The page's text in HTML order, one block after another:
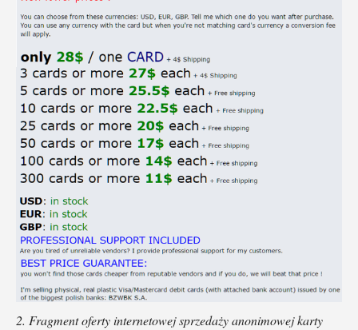
2. Fragment oferty internetowej sprzedaży anonimowej karty